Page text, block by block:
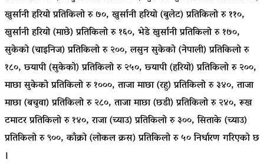
खुर्सानी हरियो प्रतिकिलो रु ७०, खुर्सानी हरियो (बुलेट) प्रतिकिलो रु ११०,
खुर्सानी हरियो (माछे) प्रतिकिलो रु १६०, भेडे खुर्सानी प्रतिकिलो रु १७०,
सुकेको (चाइनिज) प्रतिकिलो रु २००, लसुन सुकेको (नेपाली) प्रतिकिलो रु
१८०, छ्यापी (सुकेको) प्रतिकिलो रु २५०, छ्यापी (हरियो) प्रतिकिलो रु २००,
माछा सुकेको प्रतिकिलो रु १०००, ताजा माछा (रहु) प्रतिकिलो रु ३४०, ताजा
माछा (बचुवा) प्रतिकिलो रु २८०, ताजा माछा (छडी) प्रतिकिलो रु २४०, रूख
टमाटर प्रतिकिलो रु १४०, राजा (च्याउ) प्रतिकिलो रु ३००, सिताके (च्याउ)
प्रतिकिलो रु ९००, काँक्रो (लोकल क्रस) प्रतिकिलो रु ५० निर्धारण गरिएको छ
।